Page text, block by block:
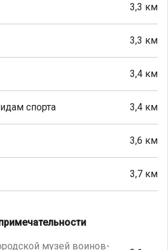
3,3 км
3,3 км
3,4 км
спорта 3,4 км
3,6 км
3,7 км
музей воинов-